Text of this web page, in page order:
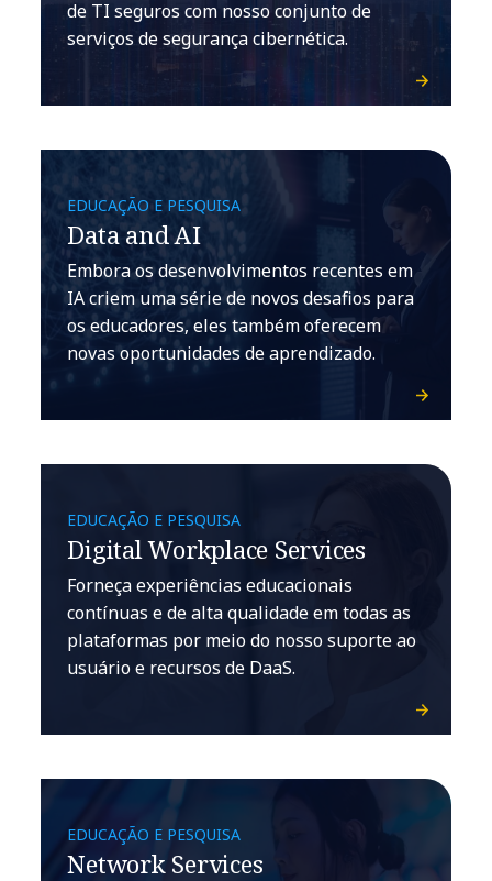
de TI seguros com nosso conjunto de
serviços de segurança cibernética.
EDUCAÇÃO E PESQUISA
Data and AI
Embora os desenvolvimentos recentes em
IA criem uma série de novos desafios para
os educadores, eles também oferecem
novas oportunidades de aprendizado.
EDUCAÇÃO E PESQUISA
Digital Workplace Services
Forneça experiências educacionais
contínuas e de alta qualidade em todas as
plataformas por meio do nosso suporte ao
usuário e recursos de DaaS.
EDUCAÇÃO E PESQUISA
Network Services